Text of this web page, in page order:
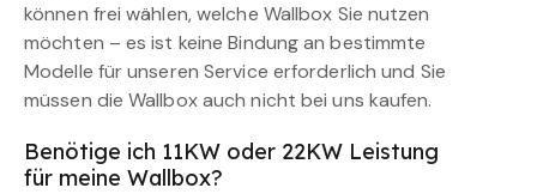
können frei wählen, welche Wallbox Sie nutzen
möchten – es ist keine Bindung an bestimmte
Modelle für unseren Service erforderlich und Sie
müssen die Wallbox auch nicht bei uns kaufen.
Benötige ich 11KW oder 22KW Leistung
für meine Wallbox?